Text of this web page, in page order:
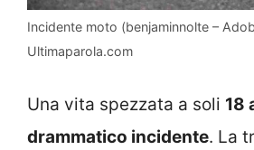
Incidente moto (benjaminnolte –
Ultimaparola.com
Una vita spezzata a soli 18
drammatico incidente. La